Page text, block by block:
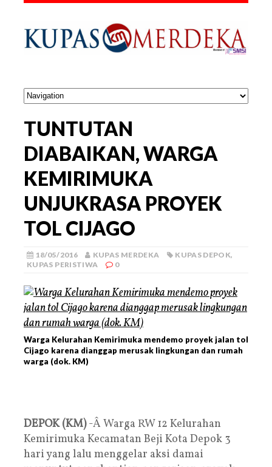
TUNTUTAN
DIABAIKAN, WARGA
KEMIRIMUKA
UNJUKRASA PROYEK
TOL CIJAGO
18/05/2016 KUPAS MERDEKA KUPAS DEPOK,
KUPAS PERISTIWA
0
Warga Kelurahan Kemirimuka mendemo proyek jalan tol
Cijago karena dianggap merusak lingkungan dan rumah
warga (dok. KM)
DEPOK (KM)-Â Warga RW 12 Kelurahan
Kemirimuka Kecamatan Beji Kota Depok 3
hari yang lalu menggelar aksi damai